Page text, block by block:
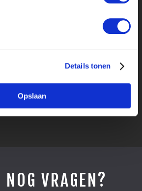
Details tonen
Opslaan
het laatst geuploade cv wordt
voorwaarden en
NOG VRAGEN?